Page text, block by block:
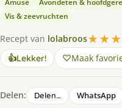
Amuse Avondeten &
Vis & zeevruchten
Recept van lolabroos
👍Lekker! Maak
Delen: Delen… WhatsApp